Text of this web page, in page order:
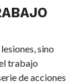
sino
trabajo
de acciones